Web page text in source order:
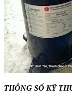
THÔNG SỐ KỸ